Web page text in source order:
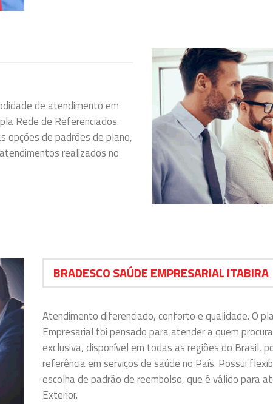
de atendimento em
Rede de Referenciados.
opções de padrões de plano,
realizados no
BRADESCO SAÚDE EMPRESARIAL ITABIRA
Atendimento diferenciado, conforto e qualidade. O
Empresarial foi pensado para atender a quem
exclusiva, disponível em todas as regiões do Brasil,
referência em serviços de saúde no País. Possui
escolha de padrão de reembolso, que é válido para
Exterior.